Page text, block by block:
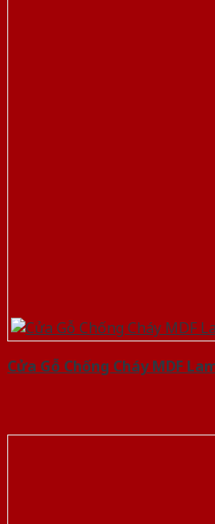
Cửa Gỗ Chống Cháy MDF